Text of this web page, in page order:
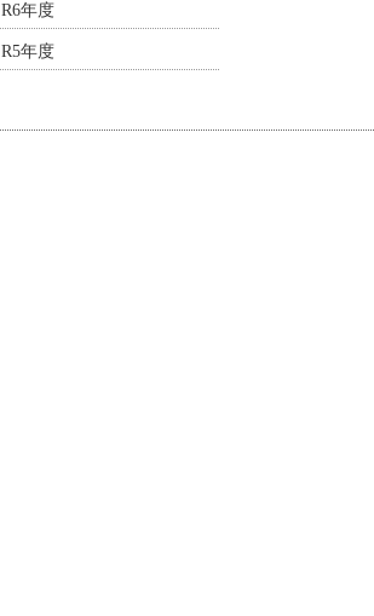
R6年度
R5年度